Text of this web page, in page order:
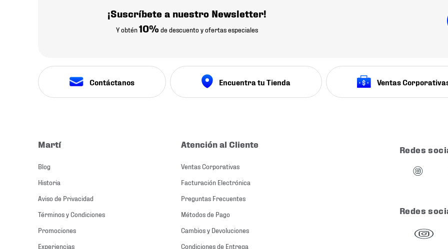
¡Suscríbete a nuestro Newsletter!
Y obtén10% de descuento y ofertas especiales
Contáctanos Encuentra tu Tienda Ventas
Martí
Blog
Historia
Aviso de Privacidad
Términos y Condiciones
Promociones
Experiencias
Atención al Cliente
Ventas Corporativas
Facturación Electrónica
Preguntas Frecuentes
Métodos de Pago
Cambios y Devoluciones
Condiciones de Entrega
Redes
Redes